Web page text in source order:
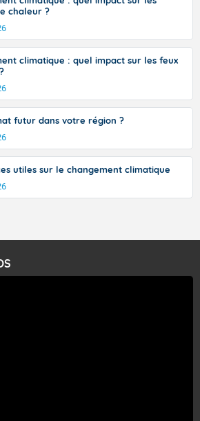
chaleur ?
climatique : quel impact sur les feux
futur dans votre région ?
utiles sur le changement climatique